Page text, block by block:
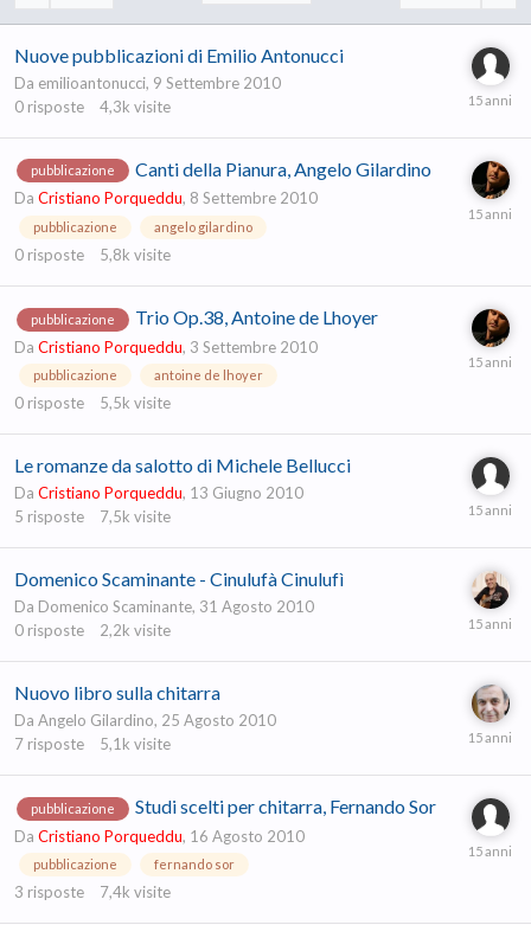
Nuove pubblicazioni di Emilio Antonucci
Da emilioantonucci, 9 Settembre 2010
0 risposte 4,3k visite
pubblicazione Canti della Pianura, Angelo Gilardino
Da Cristiano Porqueddu, 8 Settembre 2010
pubblicazione angelo gilardino
0 risposte 5,8k visite
pubblicazione Trio Op.38, Antoine de Lhoyer
Da Cristiano Porqueddu, 3 Settembre 2010
pubblicazione antoine de lhoyer
0 risposte 5,5k visite
Le romanze da salotto di Michele Bellucci
Da Cristiano Porqueddu, 13 Giugno 2010
5 risposte 7,5k visite
Domenico Scaminante - Cinulufà Cinulufì
Da Domenico Scaminante, 31 Agosto 2010
0 risposte 2,2k visite
Nuovo libro sulla chitarra
Da Angelo Gilardino, 25 Agosto 2010
7 risposte 5,1k visite
pubblicazione Studi scelti per chitarra, Fernando Sor
Da Cristiano Porqueddu, 16 Agosto 2010
pubblicazione fernando sor
3 risposte 7,4k visite